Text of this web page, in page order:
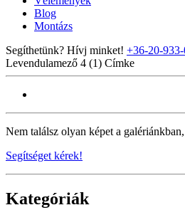
Blog
Montázs
Segíthetünk? Hívj minket! +36-20-
Levendulamező 4 (1) Címke
Nem találsz olyan képet a
Segítséget kérek!
Kategóriák